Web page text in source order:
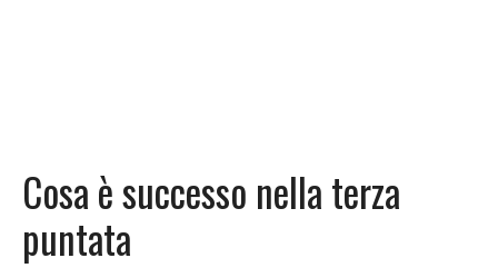
Cosa è successo nella terza
puntata